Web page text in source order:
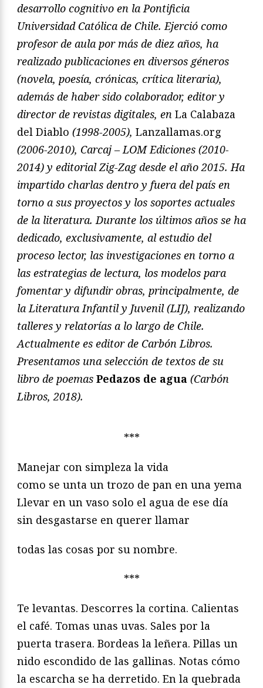
desarrollo cognitivo en la Pontificia
Universidad Católica de Chile. Ejerció como
profesor de aula por más de diez años, ha
realizado publicaciones en diversos géneros
(novela, poesía, crónicas, crítica literaria),
además de haber sido colaborador, editor y
director de revistas digitales, en La Calabaza
del Diablo (1998-2005), Lanzallamas.org
(2006-2010), Carcaj – LOM Ediciones (2010-
2014) y editorial Zig-Zag desde el año 2015. Ha
impartido charlas dentro y fuera del país en
torno a sus proyectos y los soportes actuales
de la literatura. Durante los últimos años se ha
dedicado, exclusivamente, al estudio del
proceso lector, las investigaciones en torno a
las estrategias de lectura, los modelos para
fomentar y difundir obras, principalmente, de
la Literatura Infantil y Juvenil (LIJ), realizando
talleres y relatorías a lo largo de Chile.
Actualmente es editor de Carbón Libros.
Presentamos una selección de textos de su
libro de poemas Pedazos de agua (Carbón
Libros, 2018).
***
Manejar con simpleza la vida
como se unta un trozo de pan en una yema
Llevar en un vaso solo el agua de ese día
sin desgastarse en querer llamar
todas las cosas por su nombre.
***
Te levantas. Descorres la cortina. Calientas
el café. Tomas unas uvas. Sales por la
puerta trasera. Bordeas la leñera. Pillas un
nido escondido de las gallinas. Notas cómo
la escarcha se ha derretido. En la quebrada